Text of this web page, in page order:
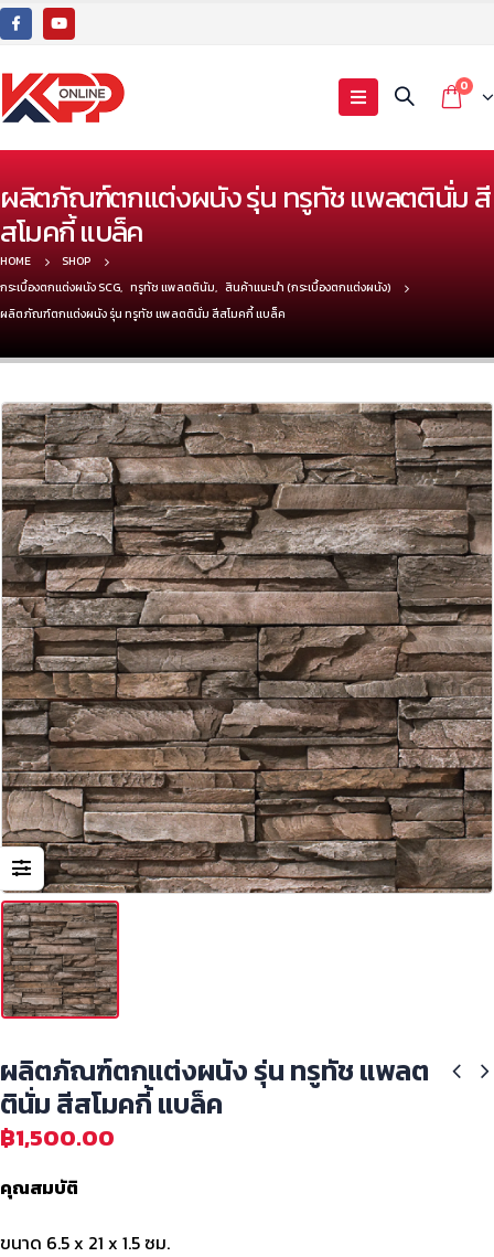
0
ผลิตภัณฑ์ตกแต่งผนัง รุ่น ทรูทัช แพลตตินั่ม สี
สโมคกี้ แบล็ค
HOME
SHOP
กระเบื้องตกแต่งผนัง SCG, ทรูทัช แพลตตินัม, สินค้าแนะนำ (กระเบื้องตกแต่งผนัง)
ผลิตภัณฑ์ตกแต่งผนัง รุ่น ทรูทัช แพลตตินั่ม สีสโมคกี้ แบล็ค
ผลิตภัณฑ์ตกแต่งผนัง รุ่น ทรูทัช แพลต
ตินั่ม สีสโมคกี้ แบล็ค
฿1,500.00
คุณสมบัติ
ขนาด 6.5 x 21 x 1.5 ซม.